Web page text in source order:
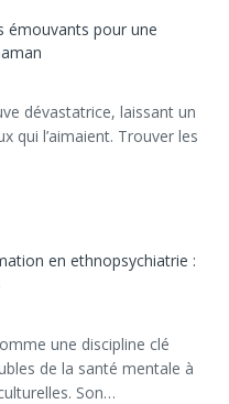
émouvants pour une
dévastatrice, laissant un
qui l’aimaient. Trouver les
en ethnopsychiatrie :
une discipline clé
de la santé mentale à
Son…